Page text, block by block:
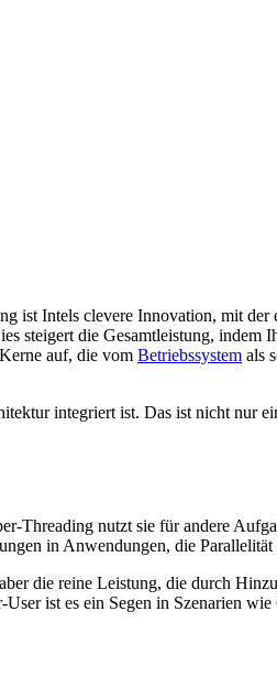
ist Intels clevere Innovation, mit der
steigert die Gesamtleistung, indem
auf, die vom Betriebssystem als
integriert ist. Das ist nicht nur
Threading nutzt sie für andere
in Anwendungen, die Parallelität
die reine Leistung, die durch
ist es ein Segen in Szenarien